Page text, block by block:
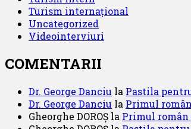
Turism internațional
Uncategorized
Videointerviuri
COMENTARII
Dr. George Danciu la Pastila
Dr. George Danciu la Primul
Gheorghe DOROȘ la Primul